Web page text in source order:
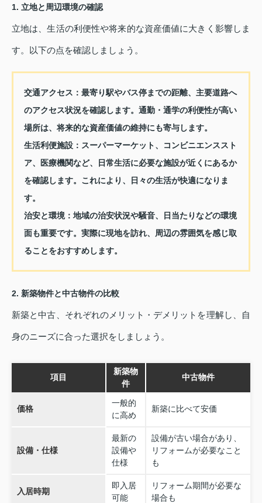
1. 立地と周辺環境の確認
立地は、生活の利便性や将来的な資産価値に大きく影響しま
す。以下の点を確認しましょう。
交通アクセス： 最寄り駅やバス停までの距離、主要道路へ
のアクセス状況を確認します。通勤・通学の利便性が高い
場所は、将来的な資産価値の維持にも寄与します。
生活利便施設： スーパーマーケット、コンビニエンススト
ア、医療機関など、日常生活に必要な施設が近くにあるか
を確認します。これにより、日々の生活が快適になりま
す。
治安と環境： 地域の治安状況や騒音、日当たりなどの環境
面も重要です。実際に現地を訪れ、周辺の雰囲気を感じ取
ることをおすすめします。
2. 新築物件と中古物件の比較
新築と中古、それぞれのメリット・デメリットを理解し、自
身のニーズに合った選択をしましょう。
項目
新築物
件
中古物件
価格
一般的
に高め
新築に比べて安価
設備・仕様
最新の
設備や
仕様
設備が古い場合があり、
リフォームが必要なこと
も
入居時期
即入居
可能
リフォーム期間が必要な
場合も